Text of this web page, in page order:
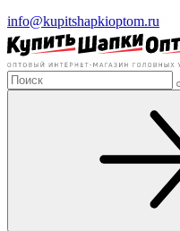
info@kupitshapkioptom.ru